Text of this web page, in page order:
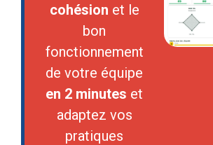
cohésion et le
bon
fonctionnement
de votre équipe
en 2 minutes et
adaptez vos
pratiques